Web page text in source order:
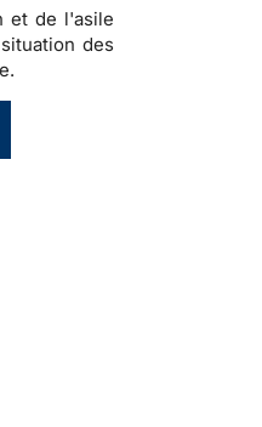
et de l'asile
des